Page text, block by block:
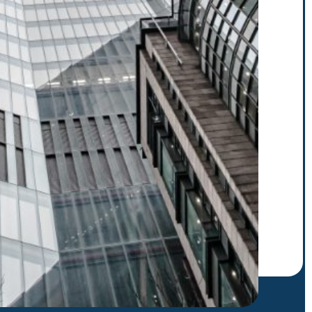
para recibir nuestras
suscribirte. Ej.: abc@xyz.com